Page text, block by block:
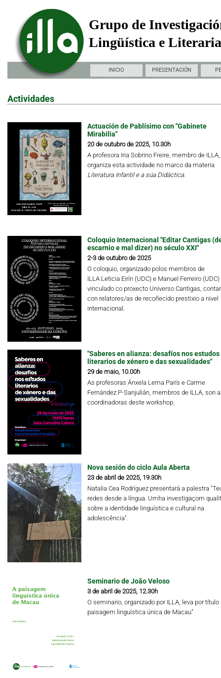
Grupo de
Lingüística e
INICIO PRESENTACIÓN
Actividades
Actuación de Pablísimo con "Gabinete
Mirabilia"
20 de outubro de 2025, 10.30h
A profesora Iria Sobrino Freire, membro de ILLA,
organiza esta actividade no marco da materia
Literatura Infantil e a súa Didáctica.
Coloquio Internacional "Editar Cantigas
escarnio e mal dizer) no século XXI"
2-3 de outubro de 2025
O coloquio, organizado polos membros de
ILLA Leticia Eirín (UDC) e Manuel Ferreiro (UDC)
vinculado co proxecto Universo Cantigas,
con relatores/as de recoñecido prestixio a nivel
internacional.
"Saberes en alianza: desafíos nos estudos
literarios de xénero e das sexualidades"
29 de maio, 10.00h
As profesoras Ánxela Lema París e Carme
Fernández P-Sanjulián, membros de ILLA, son
coordinadoras deste workshop.
Nova sesión do ciclo Aula Aberta
23 de abril de 2025, 19.30h
Natalia Cea Rodríguez presentará a palestra
redes desde a língua. Umha investigaçom
sobre a identidade linguística e cultural na
adolescência".
Seminario de João Veloso
3 de abril de 2025, 12.30h
O seminario, organizado por ILLA, leva por título
paisagem linguística única de Macau"